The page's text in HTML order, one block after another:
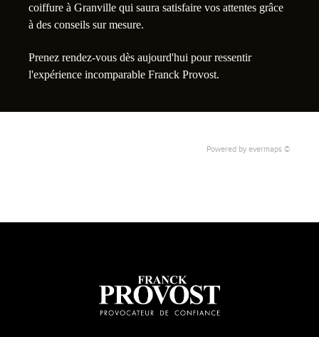
coiffure à Granville qui saura satisfaire vos attentes grâce
à des conseils sur mesure.
Prenez rendez-vous dès aujourd'hui pour ressentir
l'expérience incomparable Franck Provost.
Powered by evermaps ©